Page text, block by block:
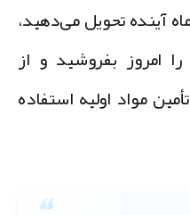
تحویل می‌دهید،
آن را امروز بفروشید و از
اولیه استفاده